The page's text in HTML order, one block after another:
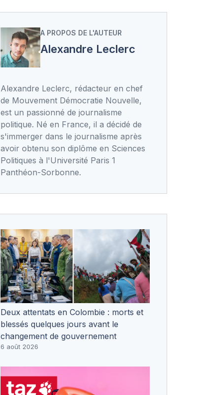
A PROPOS DE L'AUTEUR
Alexandre Leclerc
Alexandre Leclerc, rédacteur en chef
de Mouvement Démocratie Nouvelle,
est un passionné de journalisme
politique. Né en France, il a décidé de
s'immerger dans le journalisme après
avoir obtenu son diplôme en Sciences
Politiques à l'Université Paris 1
Panthéon-Sorbonne.
Deux attentats en Colombie : morts et
blessés quelques jours avant le
changement de gouvernement
6 août 2026